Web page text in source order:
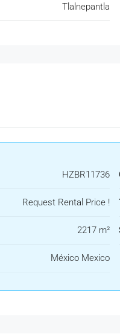
Tlalnepantla
HZBR11736
Request Rental Price !
2217 m²
México Mexico